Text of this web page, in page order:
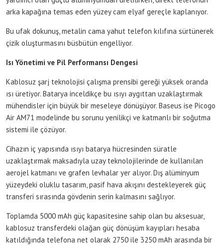
arka kapağına temas eden yüzey cam elyaf gereçle kaplanıyor.
Bu ufak dokunuş, metalin cama yahut telefon kılıfına sürtünerek
çizik oluşturmasını büsbütün engelliyor.
Isı Yönetimi ve Pil Performansı Dengesi
Kablosuz şarj teknolojisi çalışma prensibi gereği yüksek oranda
ısı üretiyor. Batarya inceldikçe bu ısıyı aygıttan uzaklaştırmak
mühendisler için büyük bir meseleye dönüşüyor. Baseus ise Picogo
Air AM71 modelinde bu sorunu yenilikçi ve katmanlı bir soğutma
sistemi ile çözüyor.
Cihazın iç yapısında ısıyı batarya hücresinden süratle
uzaklaştırmak maksadıyla uzay teknolojilerinde de kullanılan
aerojel katmanı ve grafen levhalar yer alıyor. Dış alüminyum
yüzeydeki oluklu tasarım, pasif hava akışını destekleyerek güç
transferi sırasında gövdenin serin kalmasını sağlıyor.
Toplamda 5000 mAh güç kapasitesine sahip olan bu aksesuar,
kablosuz transferdeki olağan güç dönüşüm kayıpları hesaba
katıldığında telefona net olarak 2750 ile 3250 mAh arasında bir